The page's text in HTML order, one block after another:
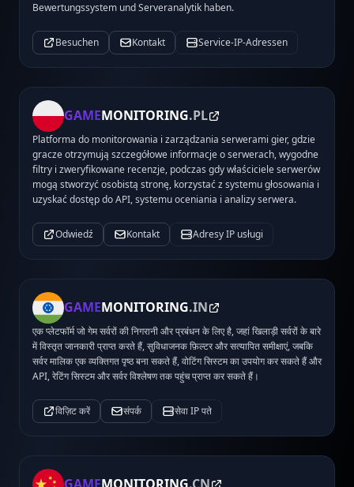
Bewertungssystem und Serveranalytik haben.
Besuchen Kontakt Service-IP-Adressen
GAMEMONITORING.PL
Platforma do monitorowania i zarządzania serwerami gier, gdzie
gracze otrzymują szczegółowe informacje o serwerach, wygodne
filtry i zweryfikowane recenzje, podczas gdy właściciele serwerów
mogą stworzyć osobistą stronę, korzystać z systemu głosowania i
uzyskać dostęp do API, systemu oceniania i analizy serwera.
Odwiedź Kontakt Adresy IP usługi
GAMEMONITORING.IN
एक प्लेटफॉर्म जो गेम सर्वरों की निगरानी और प्रबंधन के लिए है, जहां खिलाड़ी सर्वरों के बारे
में विस्तृत जानकारी प्राप्त करते हैं, सुविधाजनक फ़िल्टर और सत्यापित समीक्षाएं, जबकि
सर्वर मालिक एक व्यक्तिगत पृष्ठ बना सकते हैं, वोटिंग सिस्टम का उपयोग कर सकते हैं और
API, रेटिंग सिस्टम और सर्वर विश्लेषण तक पहुंच प्राप्त कर सकते हैं।
विज़िट करें संपर्क सेवा IP पते